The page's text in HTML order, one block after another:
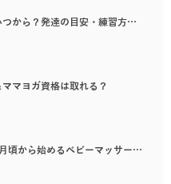
から？発達の目安・練習方…
マヨガ資格は取れる？
頃から始めるベビーマッサー…